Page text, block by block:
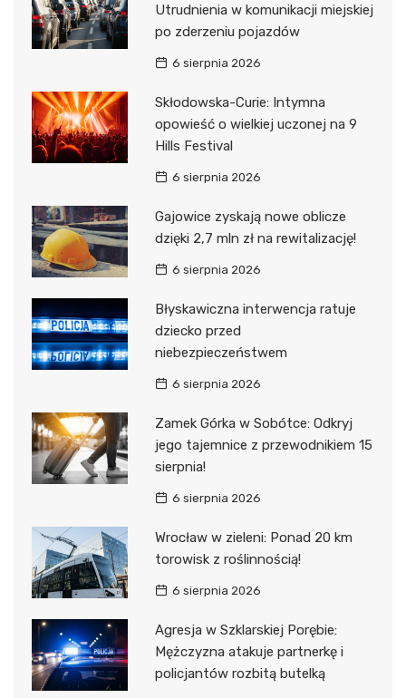
Utrudnienia w komunikacji miejskiej
po zderzeniu pojazdów
6 sierpnia 2026
Skłodowska-Curie: Intymna
opowieść o wielkiej uczonej na 9
Hills Festival
6 sierpnia 2026
Gajowice zyskają nowe oblicze
dzięki 2,7 mln zł na rewitalizację!
6 sierpnia 2026
Błyskawiczna interwencja ratuje
dziecko przed
niebezpieczeństwem
6 sierpnia 2026
Zamek Górka w Sobótce: Odkryj
jego tajemnice z przewodnikiem 15
sierpnia!
6 sierpnia 2026
Wrocław w zieleni: Ponad 20 km
torowisk z roślinnością!
6 sierpnia 2026
Agresja w Szklarskiej Porębie:
Mężczyzna atakuje partnerkę i
policjantów rozbitą butelką